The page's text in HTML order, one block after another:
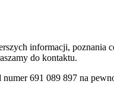
informacji, poznania
do kontaktu.
numer 691 089 897 na